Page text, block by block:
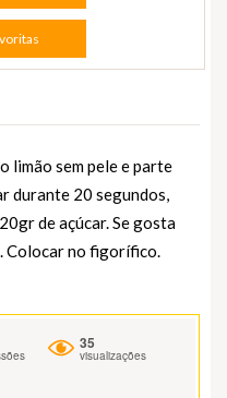
limão sem pele e parte
durante 20 segundos,
de açúcar. Se gosta
Colocar no figorífico.
35
visualizações